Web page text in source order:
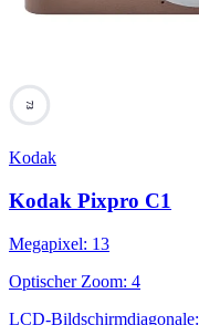
73
Kodak
Kodak Pixpro C1
Megapixel: 13
Optischer Zoom: 4
LCD-Bildschirmdiagonale: